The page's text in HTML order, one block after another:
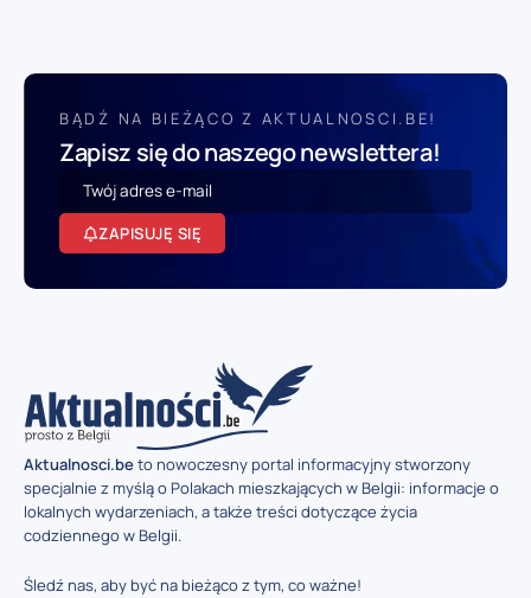
BĄDŹ NA BIEŻĄCO Z AKTUALNOSCI.BE!
Zapisz się do naszego newslettera!
ZAPISUJĘ SIĘ
Aktualnosci.beto nowoczesny portal informacyjny stworzony
specjalnie z myślą o Polakach mieszkających w Belgii: informacje o
lokalnych wydarzeniach, a także treści dotyczące życia
codziennego w Belgii.
Śledź nas, aby być na bieżąco z tym, co ważne!